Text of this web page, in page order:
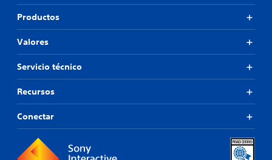
Productos
Valores
Servicio técnico
Recursos
Conectar